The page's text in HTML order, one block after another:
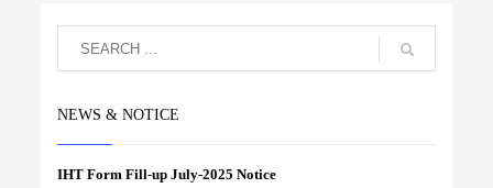
NEWS & NOTICE
IHT Form Fill-up July-2025 Notice